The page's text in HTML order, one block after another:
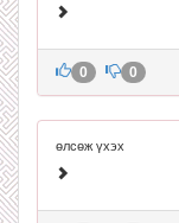
0 0
өлсөж үхэх